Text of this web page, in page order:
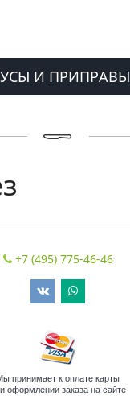
И ПРИПРАВЫ
+7 (495) 775-46-46
принимает к оплате карты
оформлении заказа на сайте